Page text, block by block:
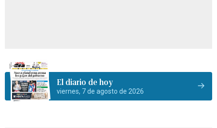
El diario de hoy
viernes, 7 de agosto de 2026